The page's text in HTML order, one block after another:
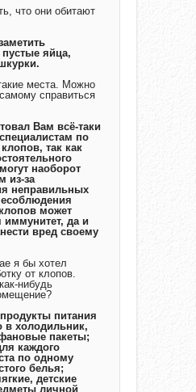
что они обитают
яйца,
места. Можно
справиться
Вам всё-таки
по
так как
наоборот
из-за
неправильных
может
иммунитет, да и
вред своему
я бы хотел
от клопов.
нибудь
питания
в холодильник,
пакеты;
каждого
по одному
белья;
детские
личной